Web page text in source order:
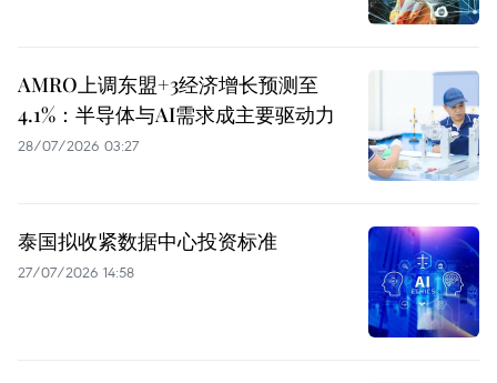
AMRO上调东盟+3经济增长预测至
4.1%：半导体与AI需求成主要驱动力
28/07/2026 03:27
泰国拟收紧数据中心投资标准
27/07/2026 14:58